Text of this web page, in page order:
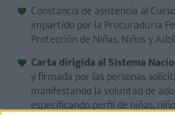
Constancia de asistencia al
impartido por la Procuraduría
Protección de Niñas, Niños y
Carta dirigida al Sistema
y firmada por las personas
manifestando la voluntad de
especificando perfil de niñas,